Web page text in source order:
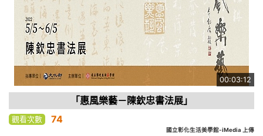
00:03:12
「惠風樂藝－陳欽忠書法展」
觀看次數 74
國立彰化生活美學館-iMedia 上傳